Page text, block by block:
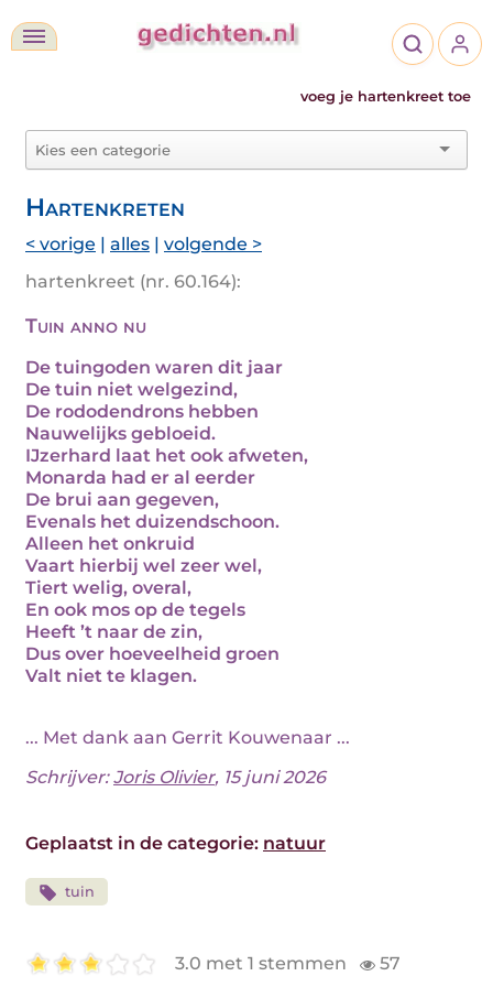
voeg je hartenkreet toe
Hartenkreten
< vorige | alles | volgende >
hartenkreet (nr. 60.164):
Tuin anno nu
De tuingoden waren dit jaar
De tuin niet welgezind,
De rododendrons hebben
Nauwelijks gebloeid.
IJzerhard laat het ook afweten,
Monarda had er al eerder
De brui aan gegeven,
Evenals het duizendschoon.
Alleen het onkruid
Vaart hierbij wel zeer wel,
Tiert welig, overal,
En ook mos op de tegels
Heeft ’t naar de zin,
Dus over hoeveelheid groen
Valt niet te klagen.
... Met dank aan Gerrit Kouwenaar ...
Schrijver:Joris Olivier, 15 juni 2026
Geplaatst in de categorie: natuur
tuin
3.0 met 1 stemmen 57